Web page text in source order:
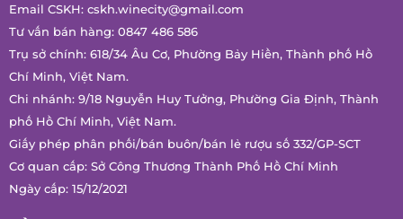
Email CSKH: cskh.winecity@gmail.com
Tư vấn bán hàng: 0847 486 586
Trụ sở chính: 618/34 Âu Cơ, Phường Bảy Hiền, Thành phố Hồ
Chí Minh, Việt Nam.
Chi nhánh: 9/18 Nguyễn Huy Tưởng, Phường Gia Định, Thành
phố Hồ Chí Minh, Việt Nam.
Giấy phép phân phối/bán buôn/bán lẻ rượu số 332/GP-SCT
Cơ quan cấp: Sở Công Thương Thành Phố Hồ Chí Minh
Ngày cấp: 15/12/2021